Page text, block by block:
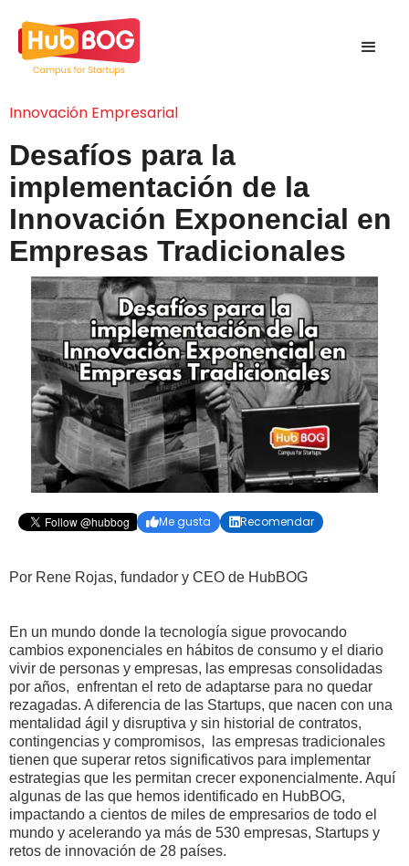
Innovación Empresarial
Desafíos para la
implementación de la
Innovación Exponencial en
Empresas Tradicionales
Me gusta Recomendar
Por Rene Rojas, fundador y CEO de HubBOG
En un mundo donde la tecnología sigue provocando
cambios exponenciales en hábitos de consumo y el diario
vivir de personas y empresas, las empresas consolidadas
por años, enfrentan el reto de adaptarse para no quedar
rezagadas. A diferencia de las Startups, que nacen con una
mentalidad ágil y disruptiva y sin historial de contratos,
contingencias y compromisos, las empresas tradicionales
tienen que superar retos significativos para implementar
estrategias que les permitan crecer exponencialmente. Aquí
algunas de las que hemos identificado en HubBOG,
impactando a cientos de miles de empresarios de todo el
mundo y acelerando ya más de 530 empresas, Startups y
retos de innovación de 28 países.